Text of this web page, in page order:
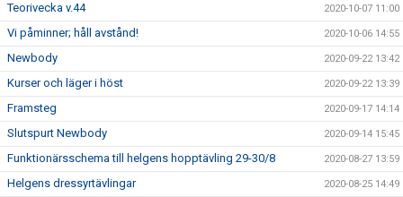
Teorivecka v.44 2020-10-07 11:00
Vi påminner; håll avstånd! 2020-10-06 14:55
Newbody 2020-09-22 13:42
Kurser och läger i höst 2020-09-22 13:39
Framsteg 2020-09-17 14:14
Slutspurt Newbody 2020-09-14 15:45
Funktionärsschema till helgens hopptävling 29-30/8 2020-08-27 13:59
Helgens dressyrtävlingar 2020-08-25 14:49